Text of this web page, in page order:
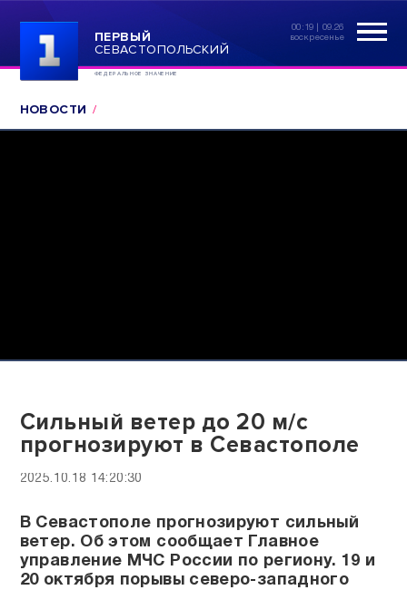
ПЕРВЫЙ
СЕВАСТОПОЛЬСКИЙ
ФЕДЕРАЛЬНОЕ ЗНАЧЕНИЕ
00:19 | 09.26
воскресенье
НОВОСТИ
Сильный ветер до 20 м/с
прогнозируют в Севастополе
2025.10.18 14:20:30
В Севастополе прогнозируют сильный
ветер. Об этом сообщает Главное
управление МЧС России по региону. 19 и
20 октября порывы северо-западного